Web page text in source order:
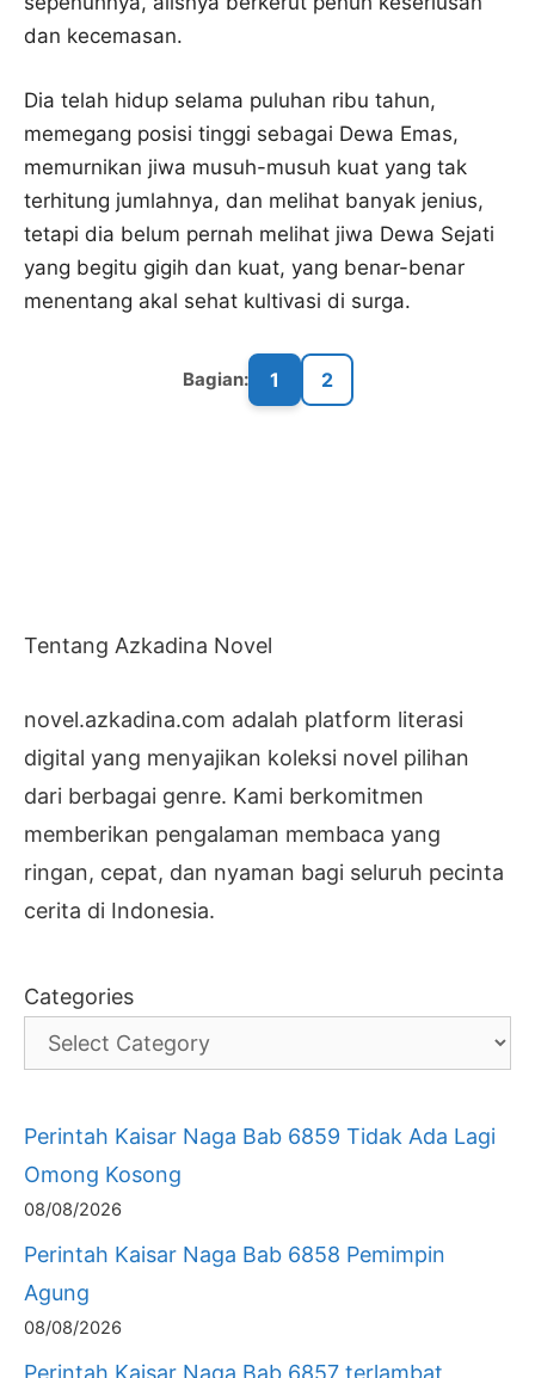
dan kecemasan.
Dia telah hidup selama puluhan ribu tahun,
memegang posisi tinggi sebagai Dewa Emas,
memurnikan jiwa musuh-musuh kuat yang tak
terhitung jumlahnya, dan melihat banyak jenius,
tetapi dia belum pernah melihat jiwa Dewa Sejati
yang begitu gigih dan kuat, yang benar-benar
menentang akal sehat kultivasi di surga.
Bagian: 1 2
Tentang Azkadina Novel
novel.azkadina.com adalah platform literasi
digital yang menyajikan koleksi novel pilihan
dari berbagai genre. Kami berkomitmen
memberikan pengalaman membaca yang
ringan, cepat, dan nyaman bagi seluruh pecinta
cerita di Indonesia.
Categories
Perintah Kaisar Naga Bab 6859 Tidak Ada Lagi
Omong Kosong
08/08/2026
Perintah Kaisar Naga Bab 6858 Pemimpin
Agung
08/08/2026
Perintah Kaisar Naga Bab 6857 terlambat